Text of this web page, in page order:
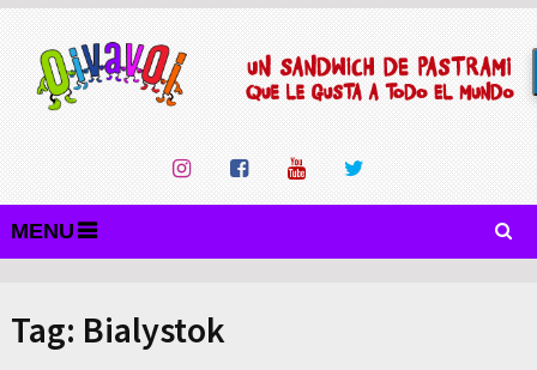
MENU
Tag: Bialystok